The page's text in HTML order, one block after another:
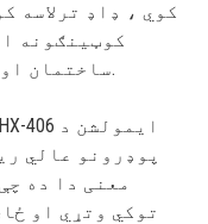
کوي ، ډاډ ترلاسه
کوټینګونه
ساختمان او کارونې سختۍ سره مقاومت وکړي.
پوډرونو عالي
معنی دا ده
توکي وتړي او